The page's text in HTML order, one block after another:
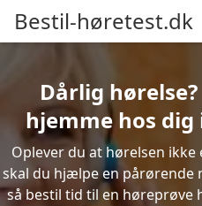
Bestil-høretest.dk
Dårlig
hjemme hos
Oplever du at hørelsen
skal du hjælpe en pårørende
så bestil tid til en høreprøve